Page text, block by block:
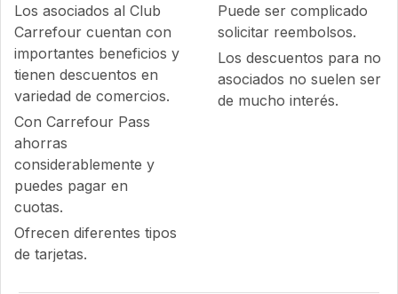
Los asociados al Club
Carrefour cuentan con
importantes beneficios y
tienen descuentos en
variedad de comercios.
Con Carrefour Pass
ahorras
considerablemente y
puedes pagar en
cuotas.
Ofrecen diferentes tipos
de tarjetas.
Puede ser complicado
solicitar reembolsos.
Los descuentos para no
asociados no suelen ser
de mucho interés.